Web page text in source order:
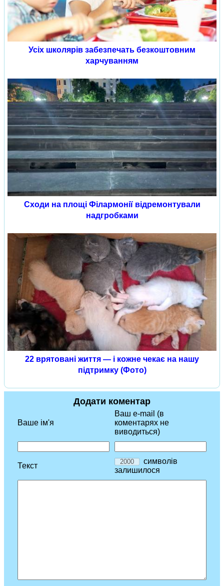
Усіх школярів забезпечать безкоштовним
харчуванням
Сходи на площі Філармонії відремонтували
надгробками
22 врятовані життя — і кожне чекає на нашу
підтримку (Фото)
Додати коментар
Ваше ім'я
Ваш e-mail (в
коментарях не
виводиться)
Текст
символів
залишилося